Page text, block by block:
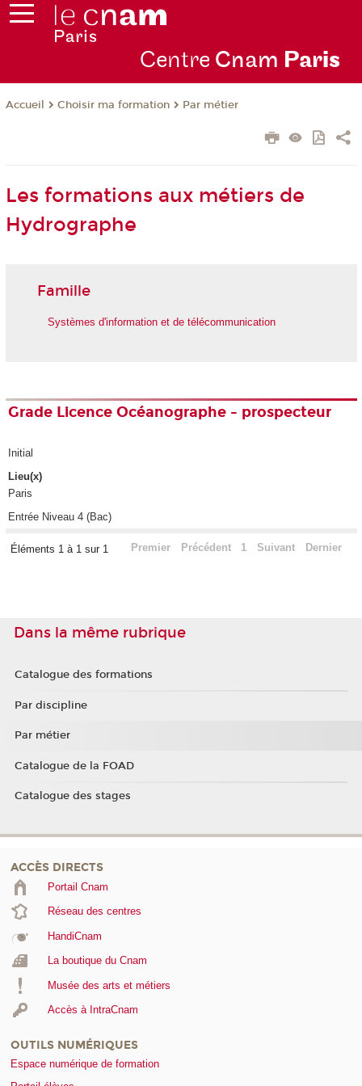
Centre Cnam Paris
Accueil Choisir ma formation Par métier
Les formations aux métiers de
Hydrographe
Famille
Systèmes d'information et de télécommunication
Grade Licence Océanographe - prospecteur
Initial
Lieu(x)
Paris
Entrée Niveau 4 (Bac)
Éléments 1 à 1 sur 1 Premier Précédent 1 Suivant Dernier
Dans la même rubrique
Catalogue des formations
Par discipline
Par métier
Catalogue de la FOAD
Catalogue des stages
ACCÈS DIRECTS
Portail Cnam
Réseau des centres
HandiCnam
La boutique du Cnam
Musée des arts et métiers
Accès à IntraCnam
OUTILS NUMÉRIQUES
Espace numérique de formation